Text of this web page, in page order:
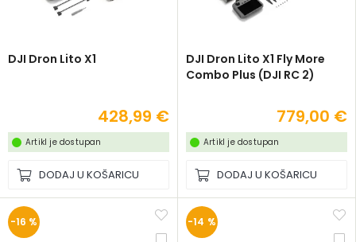
DJI Dron Lito X1
428,99 €
Artikl je dostupan
DODAJ U KOŠARICU
DJI Dron Lito X1 Fly More
Combo Plus (DJI RC 2)
779,00 €
Artikl je dostupan
DODAJ U KOŠARICU
-16 % -14 %